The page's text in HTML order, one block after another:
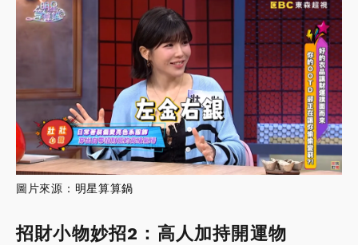
圖片來源： 明星算算鍋
招財小物妙招2： 高人加持開運物